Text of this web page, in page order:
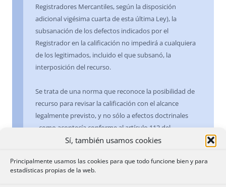
Sí, también usamos cookies
Principalmente usamos las cookies para que todo funcione bien y para
estadísticas propias de la web.
Registradores Mercantiles, según la disposición
adicional vigésima cuarta de esta última Ley), la
subsanación de los defectos indicados por el
Registrador en la calificación no impedirá a cualquiera
de los legitimados, incluido el que subsanó, la
interposición del recurso.
Se trata de una norma que reconoce la posibilidad de
recurso para revisar la calificación con el alcance
legalmente previsto, y no sólo a efectos doctrinales
−como acontecía conforme al artículo 112 del
Reglamento Hipotecario antes de la reforma−.
Sentencia del Tribunal Supremo (Sala Tercera) de 22 de
mayo de 2000, sobre dicho precepto reglamentario,